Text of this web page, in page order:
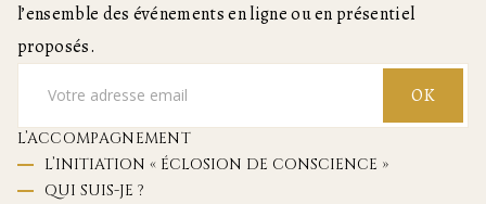
l’ensemble des événements en ligne ou en présentiel
proposés.
OK
L’ACCOMPAGNEMENT
L’INITIATION « ÉCLOSION DE CONSCIENCE »
QUI SUIS-JE ?